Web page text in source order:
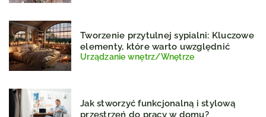
Tworzenie przytulnej sypialni: Kluczowe
elementy, które warto uwzględnić
Urządzanie wnętrz/Wnętrze
Jak stworzyć funkcjonalną i stylową
przestrzeń do pracy w domu?